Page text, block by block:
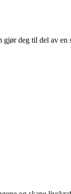
deg til del av